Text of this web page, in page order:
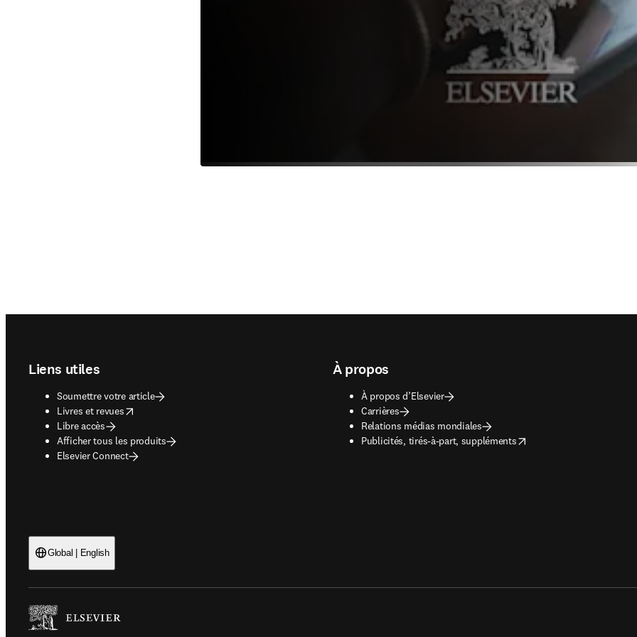
Liens utiles
Soumettre votre article
Livres et revues
opens in new tab/window
Libre accès
Afficher tous les produits
Elsevier Connect
À propos
À propos d’Elsevier
Carrières
Relations médias mondiales
Publicités, tirés-à-part, suppléments
opens in new tab/window
Global | English